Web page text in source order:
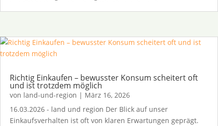
Richtig Einkaufen – bewusster Konsum scheitert oft
und ist trotzdem möglich
von land-und-region | März 16, 2026
16.03.2026 - land und region Der Blick auf unser
Einkaufsverhalten ist oft von klaren Erwartungen geprägt.